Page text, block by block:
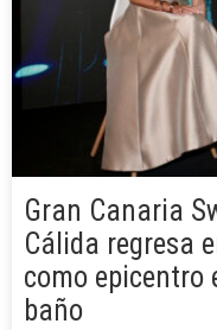
Gran Canaria
Cálida regresa
como epicentro
baño